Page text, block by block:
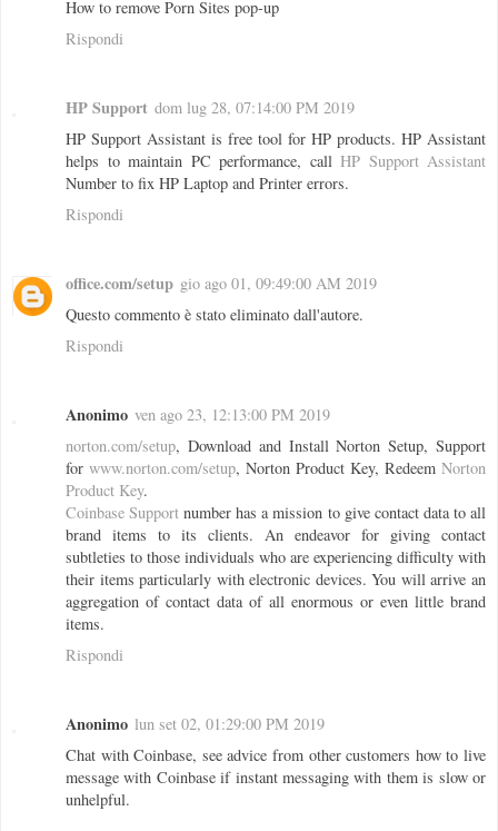
How to remove Porn Sites pop-up
Rispondi
HP Support dom lug 28, 07:14:00 PM 2019
HP Support Assistant is free tool for HP products. HP Assistant
helps to maintain PC performance, call HP Support Assistant
Number to fix HP Laptop and Printer errors.
Rispondi
office.com/setup gio ago 01, 09:49:00 AM 2019
Questo commento è stato eliminato dall'autore.
Rispondi
Anonimo ven ago 23, 12:13:00 PM 2019
norton.com/setup, Download and Install Norton Setup, Support
for www.norton.com/setup, Norton Product Key, Redeem Norton
Product Key.
Coinbase Support number has a mission to give contact data to all
brand items to its clients. An endeavor for giving contact
subtleties to those individuals who are experiencing difficulty with
their items particularly with electronic devices. You will arrive an
aggregation of contact data of all enormous or even little brand
items.
Rispondi
Anonimo lun set 02, 01:29:00 PM 2019
Chat with Coinbase, see advice from other customers how to live
message with Coinbase if instant messaging with them is slow or
unhelpful.